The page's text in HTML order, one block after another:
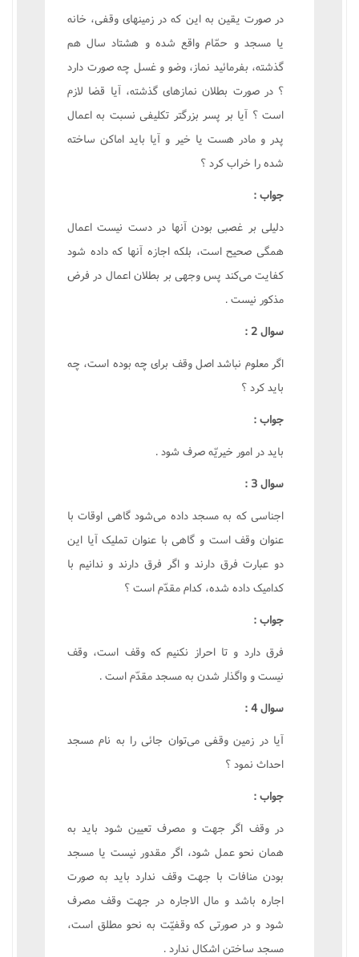
در صورت يقين به اين که در زمينهاى وقفى، خانه
يا مسجد و حمّام واقع شده و هشتاد سال هم
گذشته، بفرمائيد نماز، وضو و غسل چه صورت دارد
؟ در صورت بطلان نمازهاى گذشته، آيا قضا لازم
است ؟ آيا بر پسر بزرگتر تکليفى نسبت به اعمال
پدر و مادر هست يا خير و آيا بايد اماکن ساخته
شده را خراب کرد ؟
جواب :
دليلى بر غصبى بودن آنها در دست نيست اعمال
همگى صحيح است، بلکه اجازه آنها که داده شود
کفايت مى‌کند پس وجهى بر بطلان اعمال در فرض
مذکور نيست .
سوال 2 :
اگر معلوم نباشد اصل وقف براى چه بوده است، چه
بايد کرد ؟
جواب :
بايد در امور خيريّه صرف شود .
سوال 3 :
اجناسى که به مسجد داده مى‌شود گاهى اوقات با
عنوان وقف است و گاهى با عنوان تمليک آيا اين
دو عبارت فرق دارند و اگر فرق دارند و ندانيم با
کداميک داده شده، کدام مقدّم است ؟
جواب :
فرق دارد و تا احراز نکنيم که وقف است، وقف
نيست و واگذار شدن به مسجد مقدّم است .
سوال 4 :
آيا در زمين وقفى مى‌توان جائى را به نام مسجد
احداث نمود ؟
جواب :
در وقف اگر جهت و مصرف تعيين شود بايد به
همان نحو عمل شود، اگر مقدور نيست يا مسجد
بودن منافات با جهت وقف ندارد بايد به صورت
اجاره باشد و مال الاجاره در جهت وقف مصرف
شود و در صورتى که وقفيّت به نحو مطلق است،
مسجد ساختن اشکال ندارد .